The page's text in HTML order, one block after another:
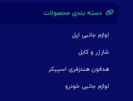
دسته بندی محصولات
لوازم جانبی اپل
شارژر و کابل
هدفون هندزفری اسپیکر
لوازم جانبی خودرو